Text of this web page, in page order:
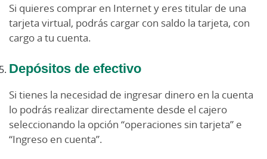
Si quieres comprar en Internet y eres titular de una
tarjeta virtual, podrás cargar con saldo la tarjeta, con
cargo a tu cuenta.
Depósitos de efectivo
Si tienes la necesidad de ingresar dinero en la cuenta
lo podrás realizar directamente desde el cajero
seleccionando la opción “operaciones sin tarjeta” e
“Ingreso en cuenta”.